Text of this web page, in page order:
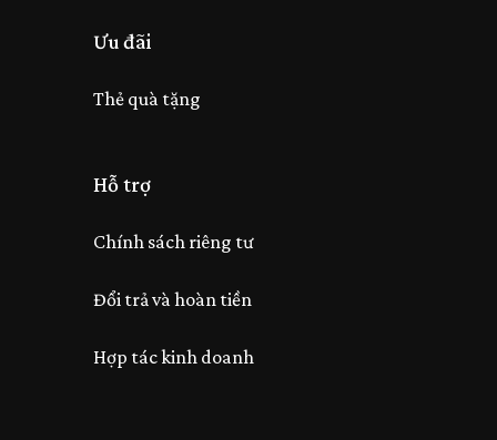
Ưu đãi
Thẻ quà tặng
Hỗ trợ
Chính sách riêng tư
Đổi trả và hoàn tiền
Hợp tác kinh doanh